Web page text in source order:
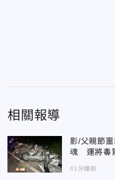
相關報導
影/父親節
魂 運將毒
41分鐘前